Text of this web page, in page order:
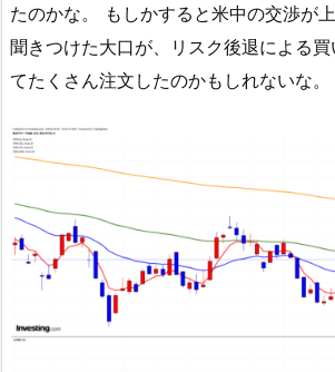
たのかな。 もしかすると米中の交渉が
聞きつけた大口が、リスク後退による
てたくさん注文したのかもしれないな。